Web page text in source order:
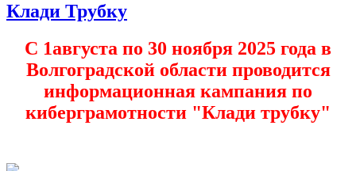
Клади Трубку
С 1августа по 30 ноября 2025 года в
Волгоградской области проводится
информационная кампания по
киберграмотности "Клади трубку"